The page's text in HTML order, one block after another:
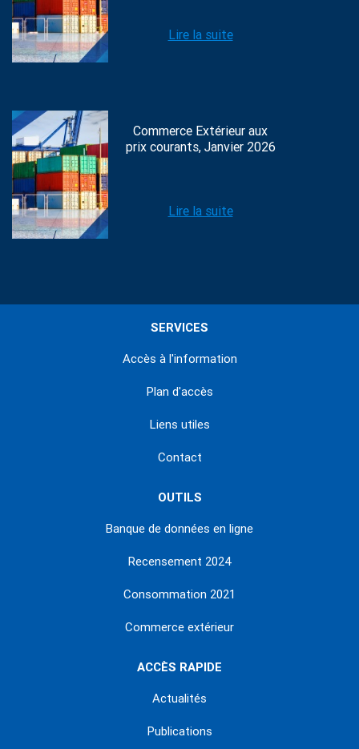
Lire la suite
Commerce Extérieur aux
prix courants, Janvier 2026
Lire la suite
SERVICES
Accès à l'information
Plan d'accès
Liens utiles
Contact
OUTILS
Banque de données en ligne
Recensement 2024
Consommation 2021
Commerce extérieur
ACCÈS RAPIDE
Actualités
Publications